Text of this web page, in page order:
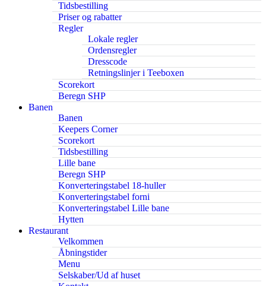
Tidsbestilling
Priser og rabatter
Regler
Lokale regler
Ordensregler
Dresscode
Retningslinjer i Teeboxen
Scorekort
Beregn SHP
Banen
Banen
Keepers Corner
Scorekort
Tidsbestilling
Lille bane
Beregn SHP
Konverteringstabel 18-huller
Konverteringstabel forni
Konverteringstabel Lille bane
Hytten
Restaurant
Velkommen
Åbningstider
Menu
Selskaber/Ud af huset